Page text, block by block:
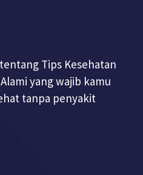
Tips Kesehatan
yang wajib kamu
tanpa penyakit